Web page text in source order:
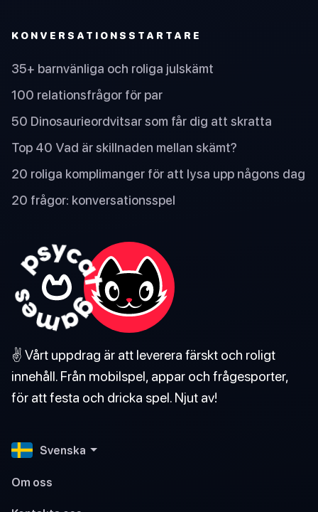
KONVERSATIONSSTARTARE
35+ barnvänliga och roliga julskämt
100 relationsfrågor för par
50 Dinosaurieordvitsar som får dig att skratta
Top 40 Vad är skillnaden mellan skämt?
20 roliga komplimanger för att lysa upp någons dag
20 frågor: konversationsspel
✌️ Vårt uppdrag är att leverera färskt och roligt
innehåll. Från mobilspel, appar och frågesporter,
för att festa och dricka spel. Njut av!
Svenska
Om oss